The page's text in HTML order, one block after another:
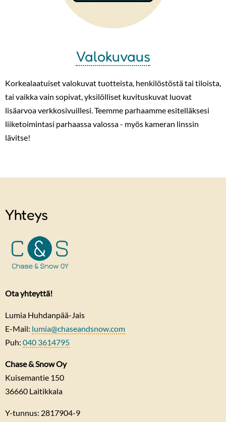
Valokuvaus
Korkealaatuiset valokuvat tuotteista, henkilöstöstä tai tiloista,
tai vaikka vain sopivat, yksilölliset kuvituskuvat luovat
lisäarvoa verkkosivuillesi. Teemme parhaamme esitelläksesi
liiketoimintasi parhaassa valossa - myös kameran linssin
lävitse!
Yhteys
Ota yhteyttä!
Lumia Huhdanpää-Jais
E-Mail: lumia@chaseandsnow.com
Puh: 040 3614795
Chase & Snow Oy
Kuisemantie 150
36660 Laitikkala
Y-tunnus: 2817904-9